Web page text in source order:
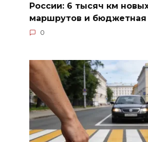
России: 6 тысяч км
маршрутов и бюджетная
0